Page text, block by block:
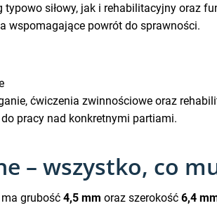
siłowy, jak i rehabilitacyjny oraz
wspomagające powrót do sprawności.
ćwiczenia zwinnościowe oraz
pracy nad konkretnymi partiami.
– wszystko, co
grubość 4,5 mm oraz szerokość 6,4